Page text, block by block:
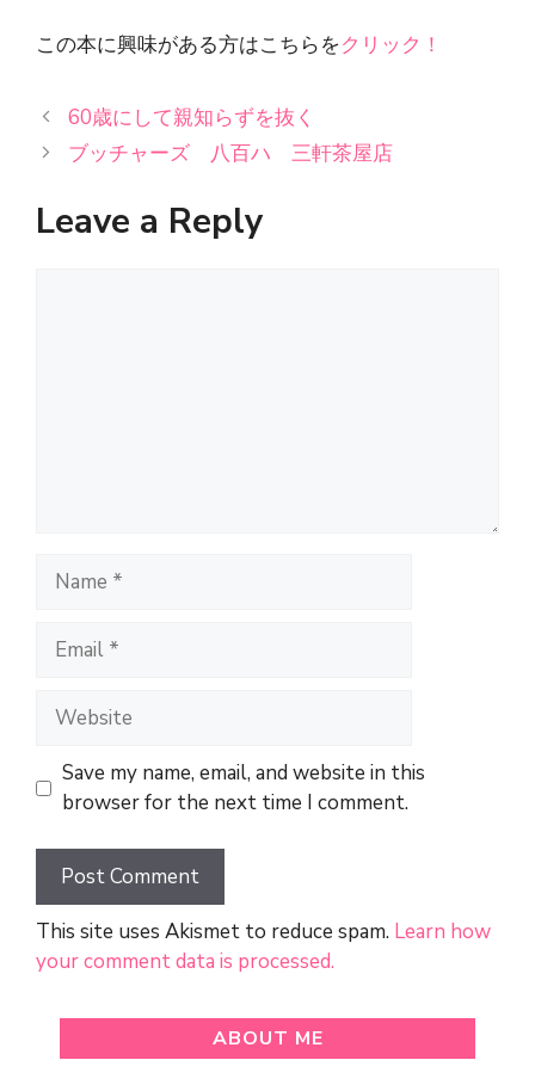
この本に興味がある方はこちらをクリック！
60歳にして親知らずを抜く
ブッチャーズ 八百ハ 三軒茶屋店
Leave a Reply
Name
Email
Website
Save my name, email, and website in this
browser for the next time I comment.
This site uses Akismet to reduce spam. Learn how
your comment data is processed.
ABOUT ME